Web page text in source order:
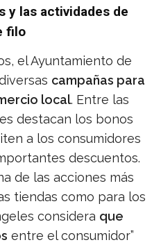
y las actividades de
filo
el Ayuntamiento de
campañas para
local. Entre las
destacan los bonos
a los consumidores
descuentos.
de las acciones más
tiendas como para los
considera que
entre el consumidor”